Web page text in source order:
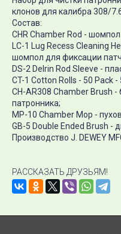
клонов для калибра 308/
Состав:
CHR Chamber Rod -
LC-1 Lug Recess Cleaning
шомпол для фиксации
DS-2 Delrin Rod Sleeve -
CT-1 Cotton Rolls - 50 Pack
CH-AR308 Chamber Brush
патронника;
MP-10 Chamber Mop -
GB-5 Double Ended Brush -
Производство J. DEWEY
РАССКАЗАТЬ ДРУЗЬЯМ!